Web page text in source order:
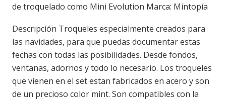
de troquelado como Mini Evolution Marca: Mintopía
Descripción Troqueles especialmente creados para
las navidades, para que puedas documentar estas
fechas con todas las posibilidades. Desde fondos,
ventanas, adornos y todo lo necesario. Los troqueles
que vienen en el set estan fabricados en acero y son
de un precioso color mint. Son compatibles con la